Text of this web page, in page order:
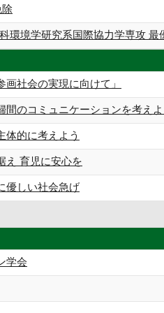
環境学研究系国際協力学専攻 最
社会の実現に向けて」
のコミュニケーションを考えよ
体的に考えよう
え 育児に安心を
優しい社会急げ
学会